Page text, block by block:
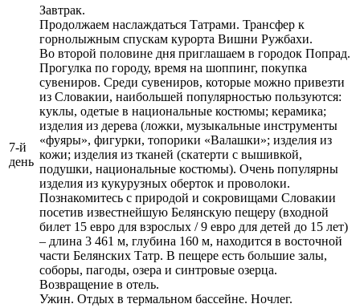
7-й
день
Завтрак.
Продолжаем наслаждаться Татрами. Трансфер к
горнолыжным спускам курорта Вишни Ружбахи.
Во второй половине дня приглашаем в городок Попрад.
Прогулка по городу, время на шоппинг, покупка
сувениров. Среди сувениров, которые можно привезти
из Словакии, наибольшей популярностью пользуются:
куклы, одетые в национальные костюмы; керамика;
изделия из дерева (ложки, музыкальные инструменты
«фуяры», фигурки, топорики «Валашки»; изделия из
кожи; изделия из тканей (скатерти с вышивкой,
подушки, национальные костюмы). Очень популярны
изделия из кукурузных оберток и проволоки.
Познакомитесь с природой и сокровищами Словакии
посетив известнейшую Белянскую пещеру (входной
билет 15 евро для взрослых / 9 евро для детей до 15 лет)
– длина 3 461 м, глубина 160 м, находится в восточной
части Белянских Татр. В пещере есть большие залы,
соборы, пагоды, озера и синтровые озерца.
Возвращение в отель.
Ужин. Отдых в термальном бассейне. Ночлег.